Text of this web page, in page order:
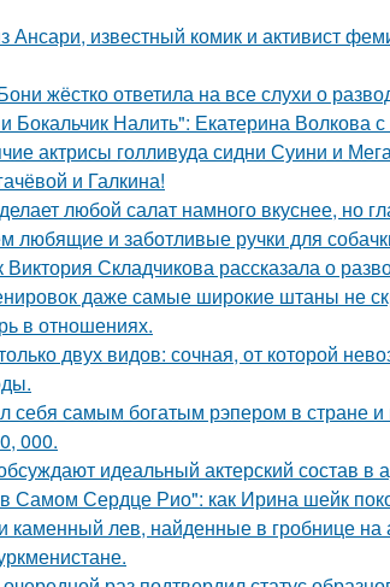
Ансари, известный комик и активист
жёстко ответила на все слухи о
Бокальчик Налить": Екатерина Волкова
актрисы голливуда сидни Суини и
и Галкина!
любой салат намного вкуснее, но
и заботливые ручки для
Складчикова рассказала о
даже самые широкие штаны не
в отношениях.
двух видов: сочная, от которой
себя самым богатым рэпером в стране
000.
идеальный актерский состав
Самом Сердце Рио": как Ирина шейк
каменный лев, найденные в гробнице на